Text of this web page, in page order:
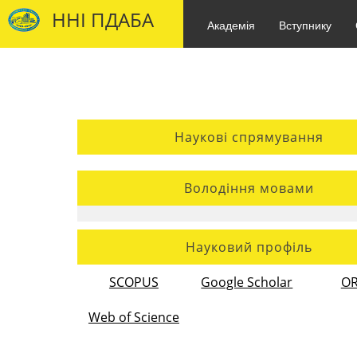
ННІ ПДАБА Академія Вступнику
Наукові спрямування
Володіння мовами
Науковий профіль
SCOPUS
Google Scholar
Web of Science